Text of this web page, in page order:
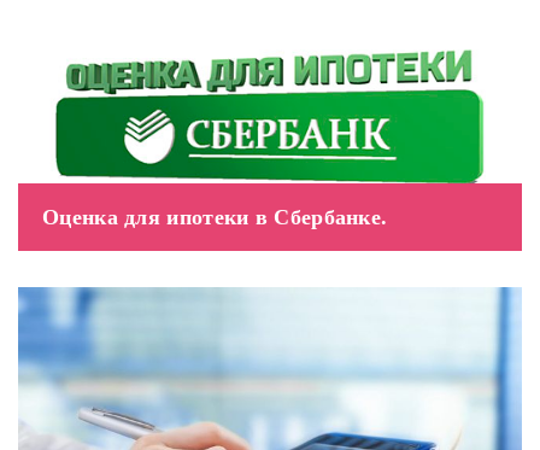
Оценка для ​ипотеки в Сбербанке.